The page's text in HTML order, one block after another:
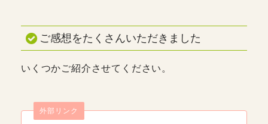
ご感想をたくさんいただきました
いくつかご紹介させてください。
外部リンク